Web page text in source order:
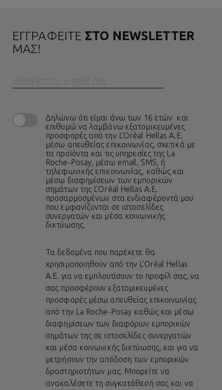
ΕΓΓΡΑΦΕΙΤΕ ΣΤΟ NEWSLETTER
ΜΑΣ!
Δηλώνω ότι είμαι άνω των 16 ετών και
επιθυμώ να λαμβάνω εξατομικευμένες
προσφορές από την L’Oréal Hellas A.E.
μέσω απευθείας επικοινωνίας, σχετικά με
τα προϊόντα και τις υπηρεσίες της La
Roche-Posay, μέσω email, SMS, ή
τηλεφωνικής επικοινωνίας, καθώς και
μέσω διαφημίσεων των εμπορικών
σημάτων της L’Oréal Hellas A.E.
προσαρμοσμένων στα ενδιαφέροντά μου
που εμφανίζονται σε ιστοσελίδες
συνεργατών και μέσα κοινωνικής
δικτύωσης.
Τα δεδομένα που παρέχετε θα
χρησιμοποιηθούν από την L’Oréal Hellas
A.E. για να εμπλουτίσουν το προφίλ σας, να
σας προσφέρουν εξατομικευμένες
προσφορές μέσω απευθείας επικοινωνίας
από την La Roche-Posay καθώς και μέσω
διαφημίσεων των διαφόρων εμπορικών
σημάτων της σε ιστοσελίδες συνεργατών
και μέσα κοινωνικής δικτύωσης, και για να
μετρήσουν την απόδοση των εμπορικών
δραστηριοτήτων μας. Μπορείτε να
ανακαλέσετε τη συγκατάθεσή σας και να